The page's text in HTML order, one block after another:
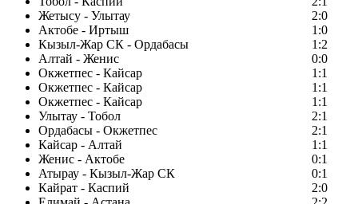
Жетысу - Улытау
2:0
Актобе - Иртыш
1:0
Кызыл-Жар СК - Ордабасы
1:2
Алтай - Женис
0:0
Окжетпес - Кайсар
1:1
Окжетпес - Кайсар
1:1
Окжетпес - Кайсар
1:1
Улытау - Тобол
2:1
Ордабасы - Окжетпес
2:1
Кайсар - Алтай
1:1
Женис - Актобе
0:1
Атырау - Кызыл-Жар СК
0:1
Кайрат - Каспий
2:0